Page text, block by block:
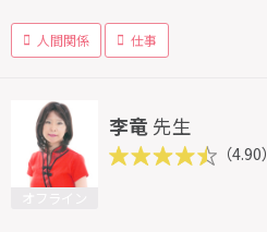
人間関係 仕事
李竜 先生
（4.90）